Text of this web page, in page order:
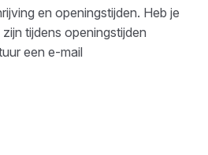
en openingstijden. Heb je
tijdens openingstijden
een e-mail